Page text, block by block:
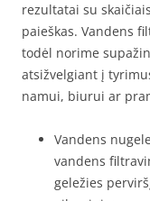
rezultatai su
paieškas. Vandens
todėl norime
atsižvelgiant į
namui, biurui ar
Vandens
vandens
geležies